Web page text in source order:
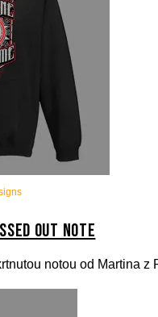
Out Note
notou od Martina